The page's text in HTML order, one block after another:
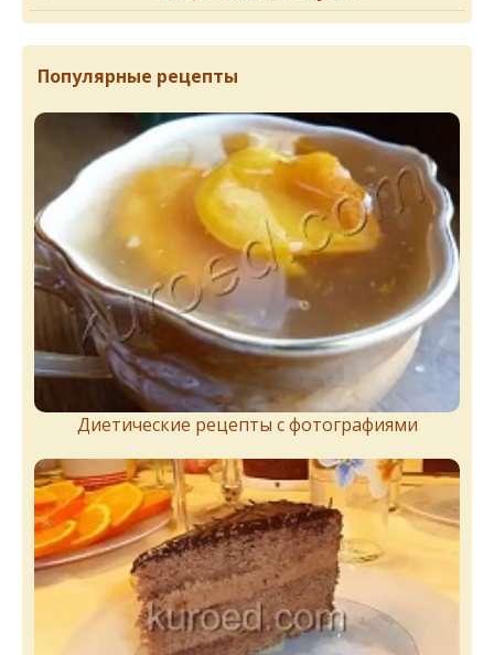
Популярные рецепты
Диетические рецепты с фотографиями